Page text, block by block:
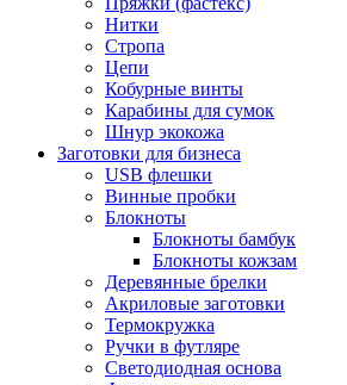
Нитки
Стропа
Цепи
Кобурные винты
Карабины для сумок
Шнур экокожа
Заготовки для бизнеса
USB флешки
Винные пробки
Блокноты
Блокноты бамбук
Блокноты кожзам
Деревянные брелки
Акриловые заготовки
Термокружка
Ручки в футляре
Светодиодная основа